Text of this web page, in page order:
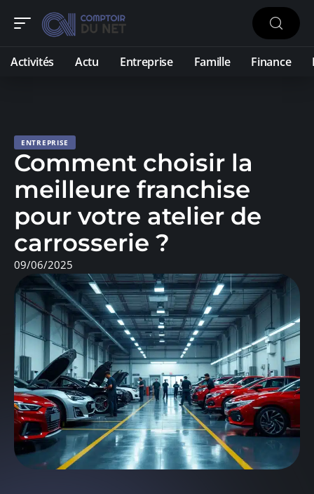
Activités Actu Entreprise Famille Finance
ENTREPRISE
Comment choisir la
meilleure franchise
pour votre atelier de
carrosserie ?
09/06/2025